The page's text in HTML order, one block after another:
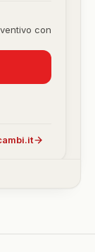
con